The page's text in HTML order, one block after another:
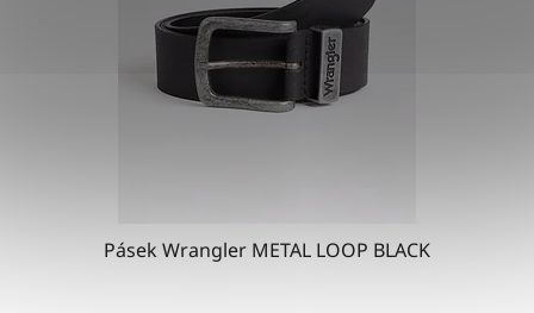
Pásek Wrangler METAL LOOP BLACK